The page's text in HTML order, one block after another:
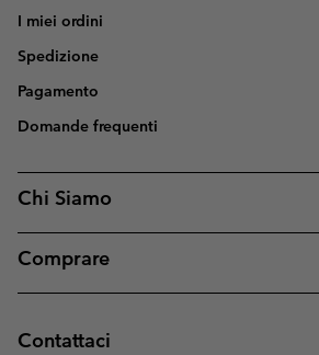
I miei ordini
Spedizione
Pagamento
Domande frequenti
Chi Siamo
Comprare
Contattaci